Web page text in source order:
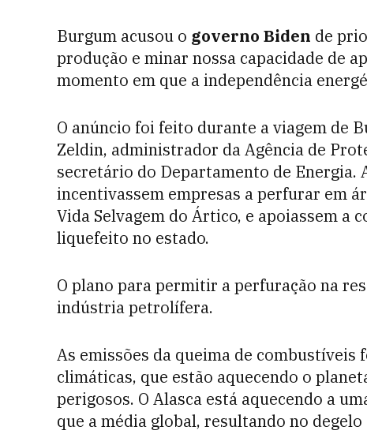
Burgum acusou o governo Biden de
produção e minar nossa capacidade de
momento em que a independência
O anúncio foi feito durante a viagem de
Zeldin, administrador da Agência de
secretário do Departamento de Energia.
incentivassem empresas a perfurar em
Vida Selvagem do Ártico, e apoiassem a
liquefeito no estado.
O plano para permitir a perfuração na
indústria petrolífera.
As emissões da queima de
climáticas, que estão aquecendo o
perigosos. O Alasca está aquecendo a
que a média global, resultando no